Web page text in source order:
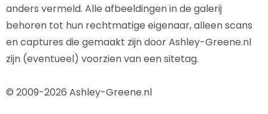
anders vermeld. Alle afbeeldingen in de galerij
behoren tot hun rechtmatige eigenaar, alleen scans
en captures die gemaakt zijn door Ashley-Greene.nl
zijn (eventueel) voorzien van een sitetag.
© 2009-2026 Ashley-Greene.nl